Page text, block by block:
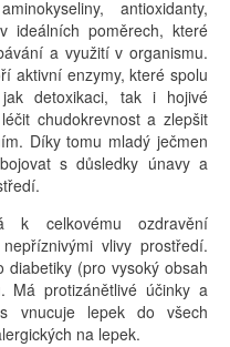
antioxidanty,
ideálních poměrech, které
a využití v organismu.
aktivní enzymy, které spolu
detoxikaci, tak i hojivé
chudokrevnost a zlepšit
Díky tomu mladý ječmen
s důsledky únavy a
k celkovému ozdravění
vlivy prostředí.
(pro vysoký obsah
Má protizánětlivé účinky a
vnucuje lepek do všech
na lepek.